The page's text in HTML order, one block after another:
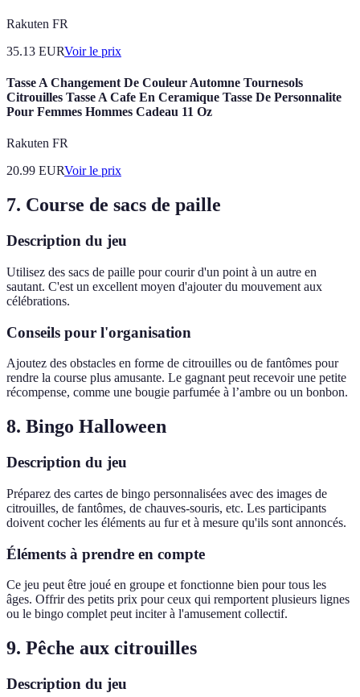
Rakuten FR
35.13 EURVoir le prix
Tasse A Changement De Couleur Automne Tournesols
Citrouilles Tasse A Cafe En Ceramique Tasse De Personnalite
Pour Femmes Hommes Cadeau 11 Oz
Rakuten FR
20.99 EURVoir le prix
7. Course de sacs de paille
Description du jeu
Utilisez des sacs de paille pour courir d'un point à un autre en
sautant. C'est un excellent moyen d'ajouter du mouvement aux
célébrations.
Conseils pour l'organisation
Ajoutez des obstacles en forme de citrouilles ou de fantômes pour
rendre la course plus amusante. Le gagnant peut recevoir une petite
récompense, comme une bougie parfumée à l’ambre ou un bonbon.
8. Bingo Halloween
Description du jeu
Préparez des cartes de bingo personnalisées avec des images de
citrouilles, de fantômes, de chauves-souris, etc. Les participants
doivent cocher les éléments au fur et à mesure qu'ils sont annoncés.
Éléments à prendre en compte
Ce jeu peut être joué en groupe et fonctionne bien pour tous les
âges. Offrir des petits prix pour ceux qui remportent plusieurs lignes
ou le bingo complet peut inciter à l'amusement collectif.
9. Pêche aux citrouilles
Description du jeu